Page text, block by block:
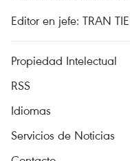
Editor en jefe: TRAN
Propiedad Intelectual
RSS
Idiomas
Servicios de Noticias